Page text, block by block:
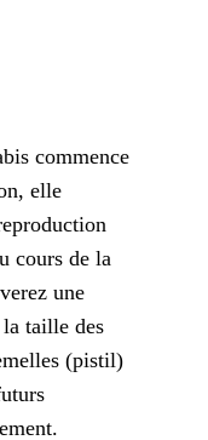
commence
elle
cours de la
une
taille des
(pistil)